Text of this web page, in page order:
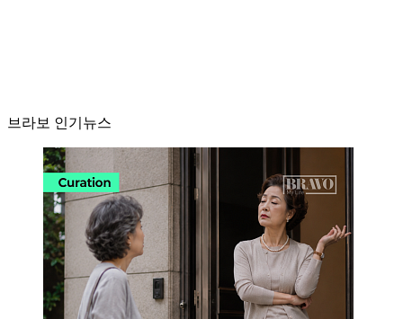
브라보 인기뉴스